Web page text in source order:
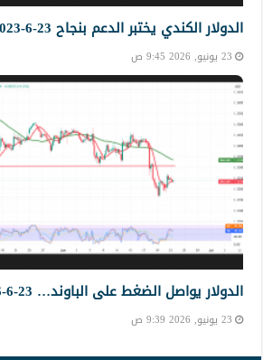
الدولار الكندي يختبر الدعم بنجاح 23-6-2023
23 يونيو, 2026 9:45 ص
الدولار يواصل الضغط على الباوند… 23-6-2026
23 يونيو, 2026 9:39 ص